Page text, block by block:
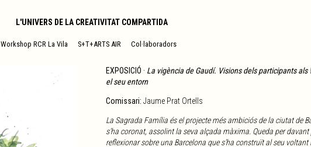
L'UNIVERS DE LA CREATIVITAT COMPARTIDA
Workshop RCR La Vila S+T+ARTS AIR Col·laboradors
EXPOSICIÓ · La vigència de Gaudí. Visions dels participants als
el seu entorn
Comissari: Jaume Prat Ortells
La Sagrada Família és el projecte més ambiciós de la ciutat de
s’ha coronat, assolint la seva alçada màxima. Queda per
reflexionar sobre una Barcelona que s’ha construït al seu